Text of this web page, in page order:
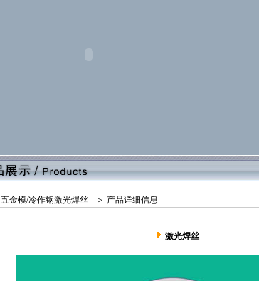
五金模/冷作钢激光焊丝 --＞ 产品详细信息
激光焊丝